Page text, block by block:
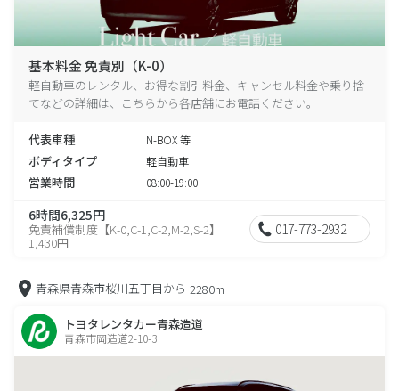
基本料金 免責別（K-0）
軽自動車のレンタル、お得な割引料金、キャンセル料金や乗り捨
てなどの詳細は、こちらから各店舗にお電話ください。
代表車種 N-BOX 等
ボディタイプ 軽自動車
営業時間 08:00-19:00
6時間6,325円
免責補償制度【K-0,C-1,C-2,M-2,S-2】
1,430円
017-773-2932
青森県青森市桜川五丁目から 2280m
トヨタレンタカー青森造道
青森市岡造道2-10-3